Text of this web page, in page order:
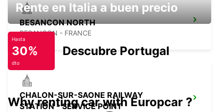
BESANCON NORTH
BESANCON - FRANCE
CHALON-SUR-SAONE RAILWAY
STATION - SERVICE POINT
Rente en Italia a buen precio
Hasta
30%
dto
Descubre Portugal
Why renting car with Europcar ?